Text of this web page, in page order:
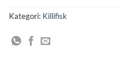
Kategori: Killifisk